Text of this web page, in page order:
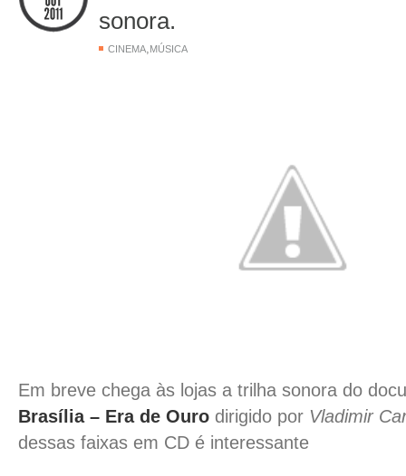
sonora.
CINEMA MÚSICA
Em breve chega às lojas a trilha sonora do
Brasília – Era de Ouro dirigido por Vladimir
dessas faixas em CD é interessante